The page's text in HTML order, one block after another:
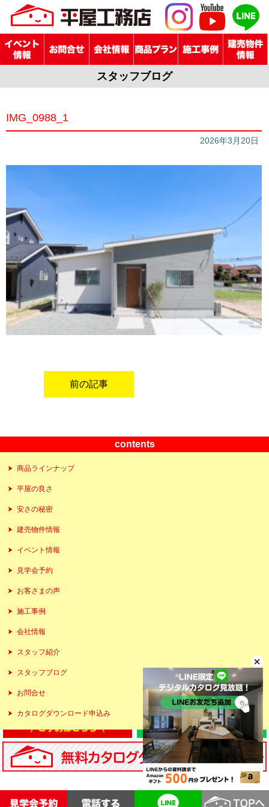
スタッフブログ
IMG_0988_1
2026年3月20日
前の記事
contents
商品ラインナップ
平屋の良さ
安さの秘密
建売物件情報
イベント情報
見学会予約
お客さまの声
施工事例
会社情報
スタッフ紹介
スタッフブログ
お問合せ
カタログダウンロード申込み